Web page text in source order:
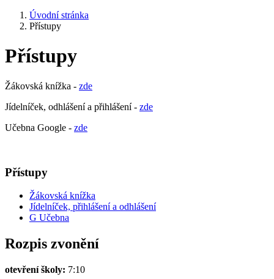
Úvodní stránka
Přístupy
Přístupy
Žákovská knížka - zde
Jídelníček, odhlášení a přihlášení - zde
Učebna Google - zde
Přístupy
Žákovská knížka
Jídelníček, přihlášení a odhlášení
G Učebna
Rozpis zvonění
otevření školy: 7:10